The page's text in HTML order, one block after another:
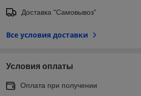
Доставка "Самовывоз"
Все условия доставки
Условия оплаты
Оплата при получении